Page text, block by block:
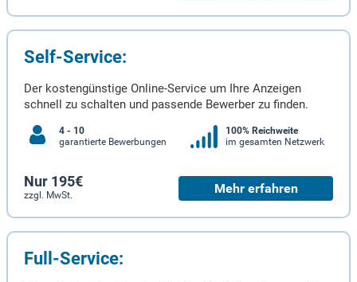
Self-Service:
Der kostengünstige Online-Service um Ihre Anzeigen
schnell zu schalten und passende Bewerber zu finden.
4 - 10
garantierte Bewerbungen
100% Reichweite
im gesamten Netzwerk
Nur 195€
zzgl. MwSt. Mehr erfahren
Full-Service: